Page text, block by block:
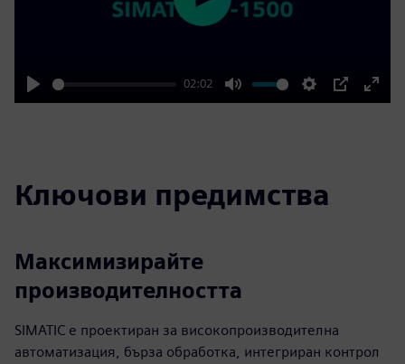
Play
02:02
Mute Settings
PIP
Enter
Play
Ключови предимства
Максимизирайте
производителността
SIMATIC е проектиран за високопроизводителна
автоматизация, бърза обработка, интегриран контрол